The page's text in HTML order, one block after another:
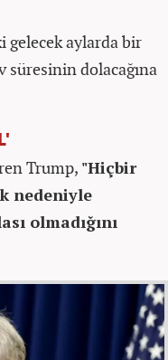
gelecek aylarda bir
süresinin dolacağına
Trump, "Hiçbir
nedeniyle
olmadığını